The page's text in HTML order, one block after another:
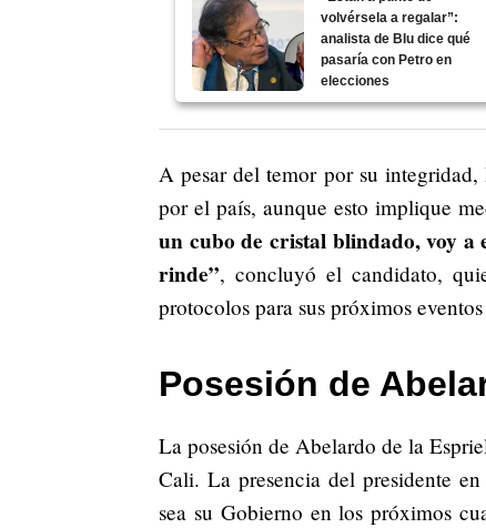
volvérsela a regalar”:
analista de Blu dice qué
pasaría con Petro en
elecciones
A pesar del temor por su
por el país, aunque esto implique
un cubo de cristal blindado, voy a
rinde”, concluyó el candidato,
protocolos para sus próximos
Posesión de
La posesión de Abelardo de la
Cali. La presencia del presidente
sea su Gobierno en los próximos